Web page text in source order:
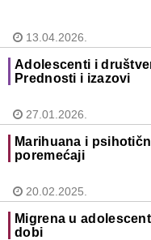
13.04.2026.
Adolescenti i
Prednosti i izazovi
27.01.2026.
Marihuana i
poremećaji
20.02.2025.
Migrena u
dobi